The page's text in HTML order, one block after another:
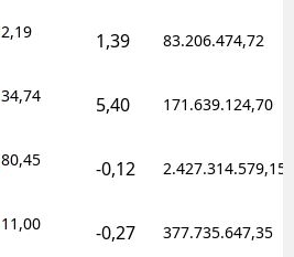
2,19 1,39 83.206.474,72
34,74 5,40 171.639.124,70
80,45 -0,12 2.427.314.579,15
11,00 -0,27 377.735.647,35